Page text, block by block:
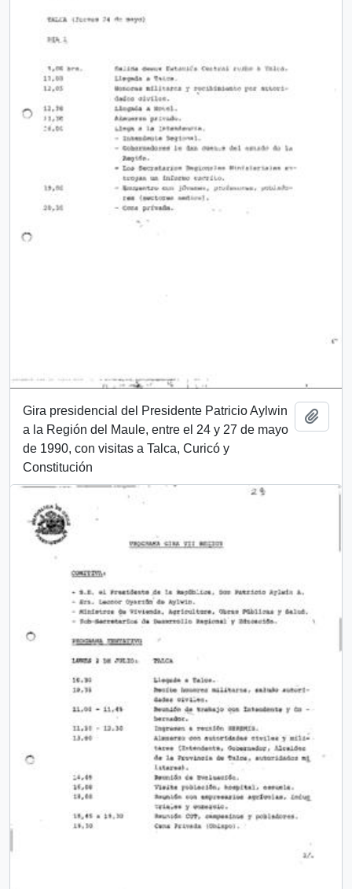
Gira presidencial del Presidente Patricio Aylwin
a la Región del Maule, entre el 24 y 27 de mayo
de 1990, con visitas a Talca, Curicó y
Constitución